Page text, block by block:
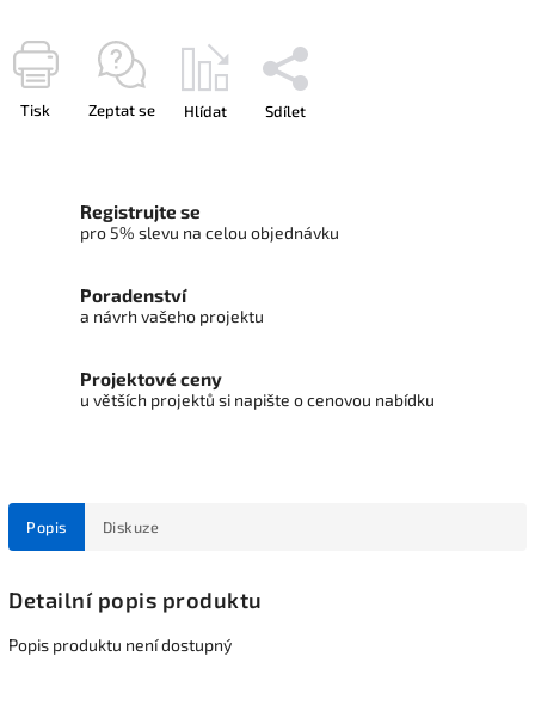
Tisk Zeptat se Hlídat Sdílet
Registrujte se
pro 5% slevu na celou objednávku
Poradenství
a návrh vašeho projektu
Projektové ceny
u větších projektů si napište o cenovou nabídku
Popis Diskuze
Detailní popis produktu
Popis produktu není dostupný